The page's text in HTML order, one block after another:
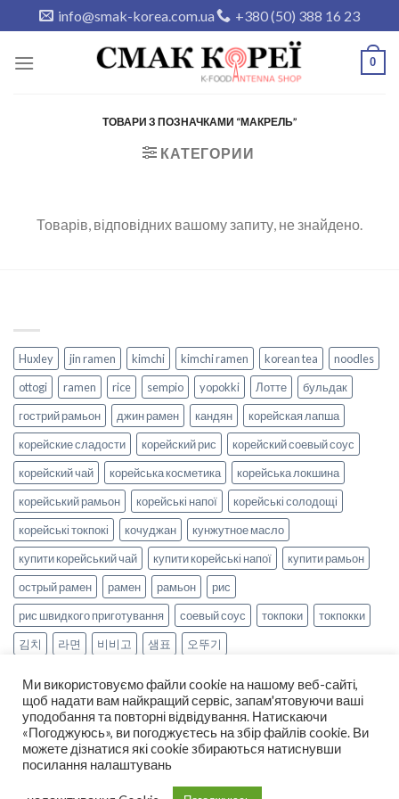
to
content
info@smak-korea.com.ua +380 (50) 388 16 23
0
ТОВАРИ З ПОЗНАЧКАМИ “МАКРЕЛЬ”
КАТЕГОРИИ
Товарів, відповідних вашому запиту, не знайдено.
Huxley jin ramen kimchi kimchi ramen korean tea
noodles
ottogi
ramen rice sempio yopokki Лотте
бульдак
гострий рамьон
джин рамен кандян
корейская лапша
корейские сладости
корейский рис
корейский соевый соус
корейский чай
корейська косметика
корейська локшина
корейський рамьон
корейські напої
корейські солодощі
корейські токпокі
кочуджан
кунжутное масло
купити корейський чай
купити корейські напої
купити рамьон
острый рамен
рамен рамьон
рис
рис швидкого приготування
соевый соус токпоки
токпокки
김치
라면 비비고 샘표 오뚜기
НОВИНИ РЕЦЕПТИ
ОПЛАТА ТА ДОСТАВКА
ДОГОВІР ОФЕРТИ
Ми використовуємо файли cookie на нашому веб-сайті,
щоб надати вам найкращий сервіс, запам'ятовуючи ваші
уподобання та повторні відвідування. Натискаючи
«Погоджуюсь», ви погоджуєтесь на збір файлів cookie. Ви
можете дізнатися які cookie збираються натиснувши
посилання налаштувань